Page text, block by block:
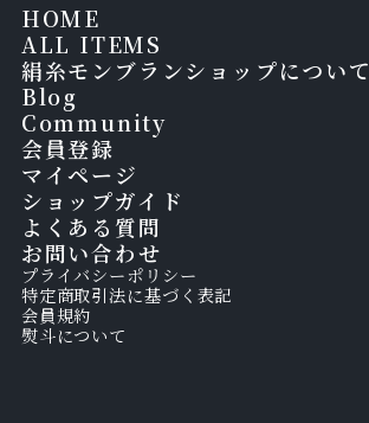
HOME
ALL ITEMS
絹糸モンブランショップについて
Blog
Community
会員登録
マイページ
ショップガイド
よくある質問
お問い合わせ
プライバシーポリシー
特定商取引法に基づく表記
会員規約
熨斗について